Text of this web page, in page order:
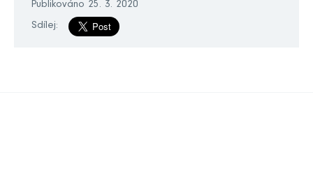
Publikováno 25. 3. 2020
Sdílej: